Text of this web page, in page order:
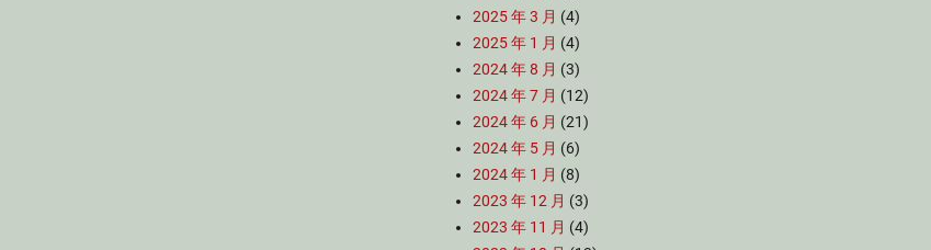
2025 年 3 月 (4)
2025 年 1 月 (4)
2024 年 8 月 (3)
2024 年 7 月 (12)
2024 年 6 月 (21)
2024 年 5 月 (6)
2024 年 1 月 (8)
2023 年 12 月 (3)
2023 年 11 月 (4)